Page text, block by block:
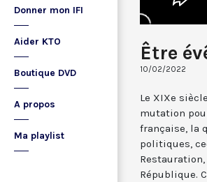
Donner mon IFI
Aider KTO
Boutique DVD
A propos
Ma playlist
Être
10/02/2022
Le XIXe
mutation
française, la
politiques,
République.